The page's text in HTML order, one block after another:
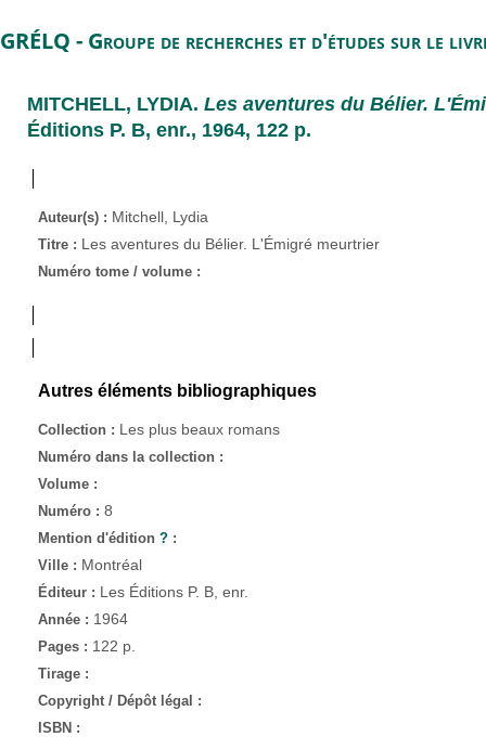
GRÉLQ - Groupe de recherches et d'études sur le
MITCHELL, LYDIA. Les aventures du Bélier.
Éditions P. B, enr., 1964, 122 p.
Auteur(s) : Mitchell, Lydia
Titre : Les aventures du Bélier. L'Émigré meurtrier
Numéro tome / volume :
Autres éléments bibliographiques
Collection : Les plus beaux romans
Numéro dans la collection :
Volume :
Numéro : 8
Mention d'édition ? :
Ville : Montréal
Éditeur : Les Éditions P. B, enr.
Année : 1964
Pages : 122 p.
Tirage :
Copyright / Dépôt légal :
ISBN :